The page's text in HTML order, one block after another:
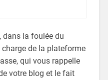
la foulée du
charge de la plateforme
qui vous rappelle
votre blog et le fait